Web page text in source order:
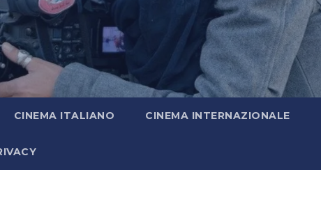
CINEMA ITALIANO CINEMA INTERNAZIONALE